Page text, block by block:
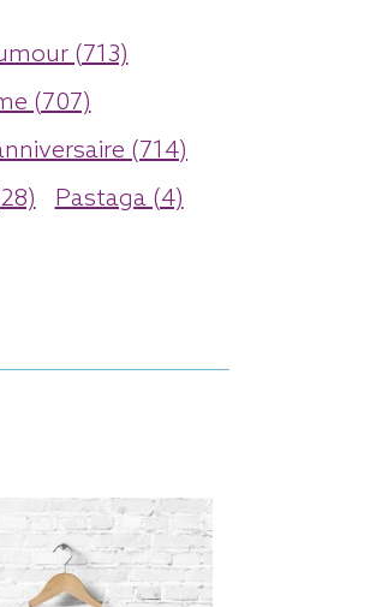
(713)
(707)
(714)
Pastaga (4)